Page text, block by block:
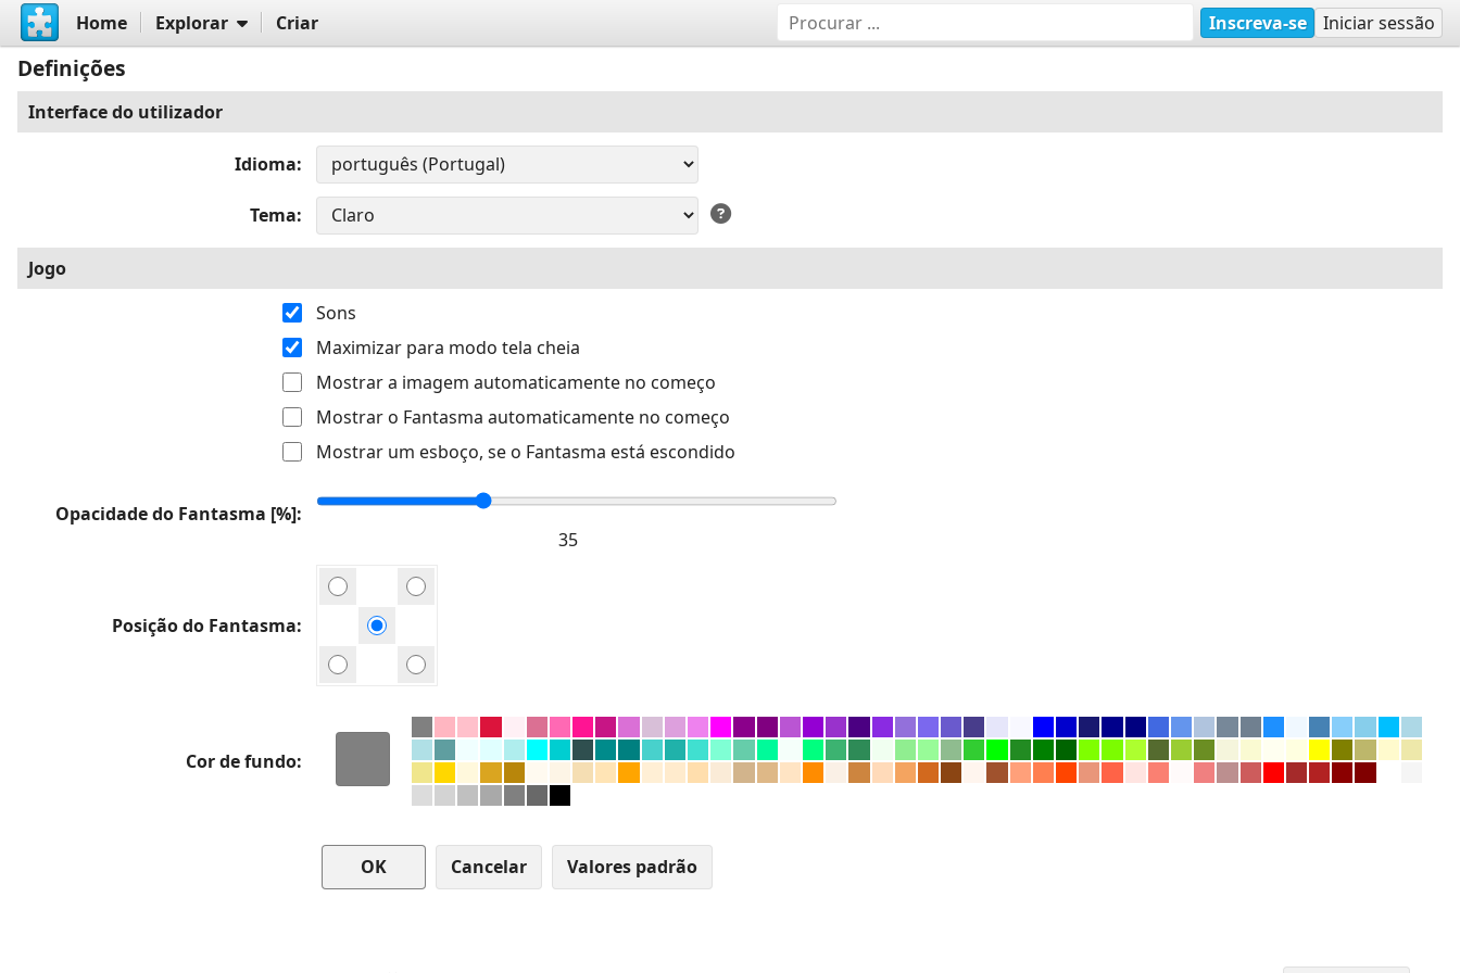
Home Explorar Criar Inscreva-se Iniciar sessão
Definições
Interface do utilizador
Idioma
Tema
Jogo
Sons
Maximizar para modo tela cheia
Mostrar a imagem automaticamente no começo
Mostrar o Fantasma automaticamente no começo
Mostrar um esboço, se o Fantasma está escondido
Opacidade do Fantasma [%]
Posição do Fantasma
Cor de fundo
Cancelar